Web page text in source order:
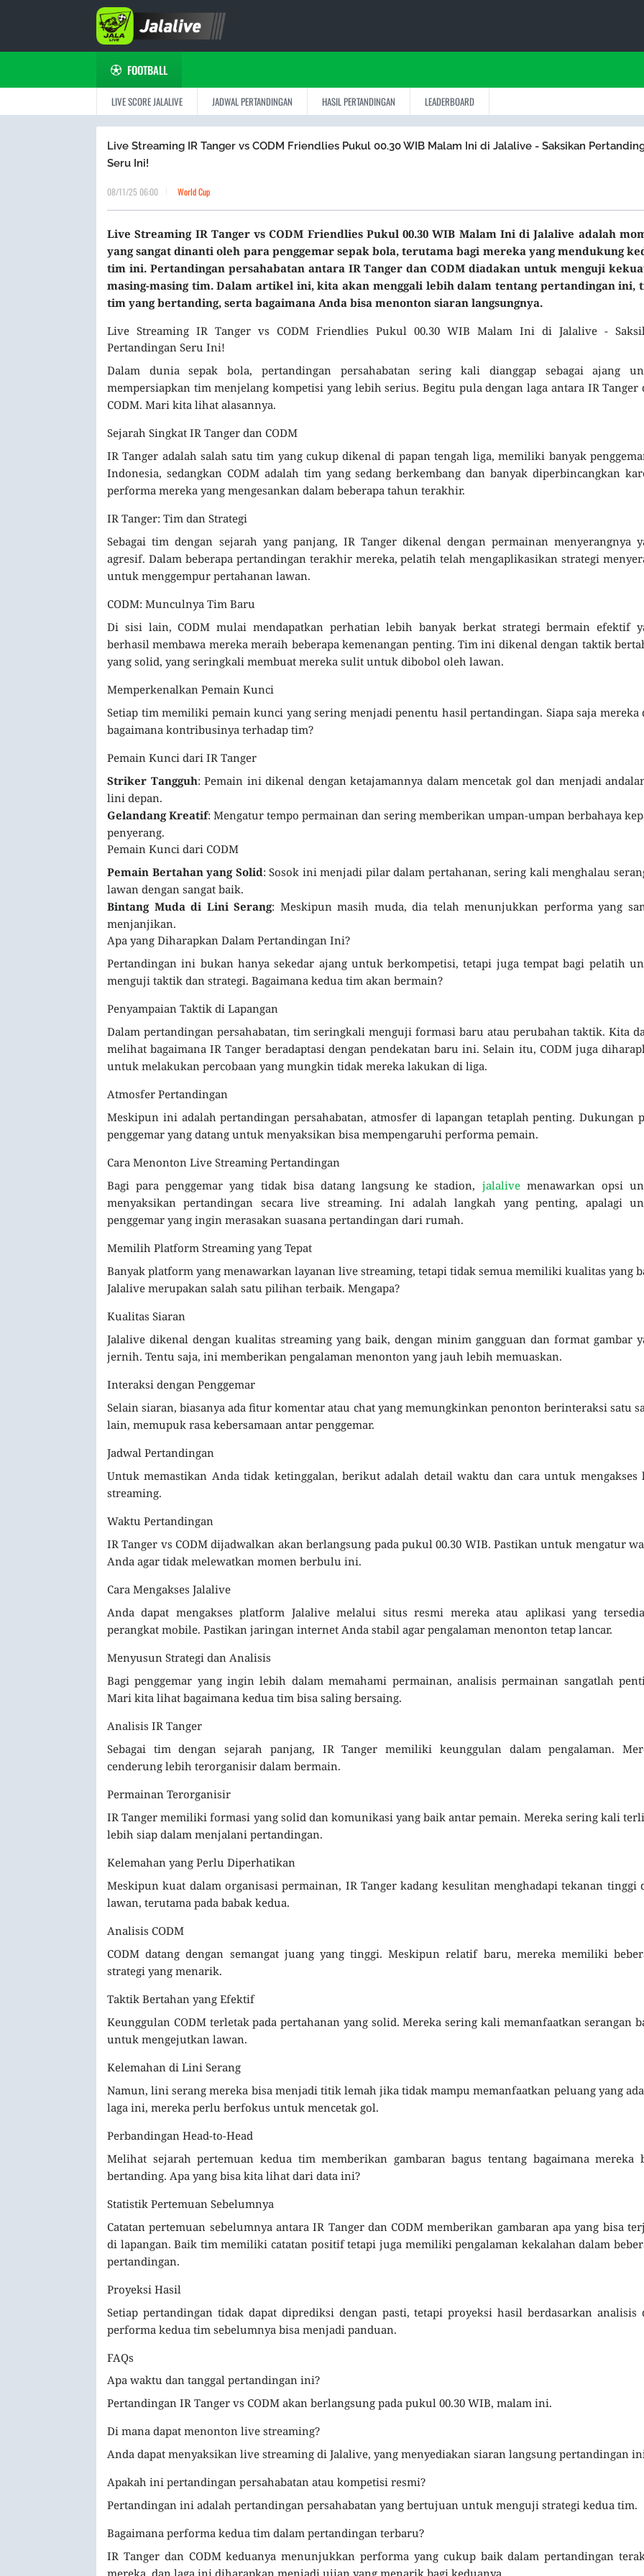
FOOTBALL
LIVE SCORE JALALIVE JADWAL PERTANDINGAN HASIL PERTANDINGAN LEADERBOARD
Live Streaming IR Tanger vs CODM Friendlies Pukul 00.30 WIB Malam Ini di Jalalive - Saksikan
Seru Ini!
08/11/25 06:00 World Cup
Live Streaming IR Tanger vs CODM Friendlies Pukul 00.30 WIB Malam Ini di Jalalive adalah
yang sangat dinanti oleh para penggemar sepak bola, terutama bagi mereka yang mendukung
tim ini. Pertandingan persahabatan antara IR Tanger dan CODM diadakan untuk menguji
masing-masing tim. Dalam artikel ini, kita akan menggali lebih dalam tentang pertandingan ini,
tim yang bertanding, serta bagaimana Anda bisa menonton siaran langsungnya.
Live Streaming IR Tanger vs CODM Friendlies Pukul 00.30 WIB Malam Ini di Jalalive -
Pertandingan Seru Ini!
Dalam dunia sepak bola, pertandingan persahabatan sering kali dianggap sebagai ajang
mempersiapkan tim menjelang kompetisi yang lebih serius. Begitu pula dengan laga antara IR Tanger
CODM. Mari kita lihat alasannya.
Sejarah Singkat IR Tanger dan CODM
IR Tanger adalah salah satu tim yang cukup dikenal di papan tengah liga, memiliki banyak
Indonesia, sedangkan CODM adalah tim yang sedang berkembang dan banyak diperbincangkan
performa mereka yang mengesankan dalam beberapa tahun terakhir.
IR Tanger: Tim dan Strategi
Sebagai tim dengan sejarah yang panjang, IR Tanger dikenal dengan permainan menyerangnya
agresif. Dalam beberapa pertandingan terakhir mereka, pelatih telah mengaplikasikan strategi
untuk menggempur pertahanan lawan.
CODM: Munculnya Tim Baru
Di sisi lain, CODM mulai mendapatkan perhatian lebih banyak berkat strategi bermain efektif
berhasil membawa mereka meraih beberapa kemenangan penting. Tim ini dikenal dengan taktik
yang solid, yang seringkali membuat mereka sulit untuk dibobol oleh lawan.
Memperkenalkan Pemain Kunci
Setiap tim memiliki pemain kunci yang sering menjadi penentu hasil pertandingan. Siapa saja mereka
bagaimana kontribusinya terhadap tim?
Pemain Kunci dari IR Tanger
Striker Tangguh: Pemain ini dikenal dengan ketajamannya dalam mencetak gol dan menjadi
lini depan.
Gelandang Kreatif: Mengatur tempo permainan dan sering memberikan umpan-umpan berbahaya
penyerang.
Pemain Kunci dari CODM
Pemain Bertahan yang Solid: Sosok ini menjadi pilar dalam pertahanan, sering kali menghalau
lawan dengan sangat baik.
Bintang Muda di Lini Serang: Meskipun masih muda, dia telah menunjukkan performa yang
menjanjikan.
Apa yang Diharapkan Dalam Pertandingan Ini?
Pertandingan ini bukan hanya sekedar ajang untuk berkompetisi, tetapi juga tempat bagi pelatih
menguji taktik dan strategi. Bagaimana kedua tim akan bermain?
Penyampaian Taktik di Lapangan
Dalam pertandingan persahabatan, tim seringkali menguji formasi baru atau perubahan taktik. Kita
melihat bagaimana IR Tanger beradaptasi dengan pendekatan baru ini. Selain itu, CODM juga
untuk melakukan percobaan yang mungkin tidak mereka lakukan di liga.
Atmosfer Pertandingan
Meskipun ini adalah pertandingan persahabatan, atmosfer di lapangan tetaplah penting. Dukungan
penggemar yang datang untuk menyaksikan bisa mempengaruhi performa pemain.
Cara Menonton Live Streaming Pertandingan
Bagi para penggemar yang tidak bisa datang langsung ke stadion, jalalivemenawarkan opsi
menyaksikan pertandingan secara live streaming. Ini adalah langkah yang penting, apalagi
penggemar yang ingin merasakan suasana pertandingan dari rumah.
Memilih Platform Streaming yang Tepat
Banyak platform yang menawarkan layanan live streaming, tetapi tidak semua memiliki kualitas yang
Jalalive merupakan salah satu pilihan terbaik. Mengapa?
Kualitas Siaran
Jalalive dikenal dengan kualitas streaming yang baik, dengan minim gangguan dan format gambar
jernih. Tentu saja, ini memberikan pengalaman menonton yang jauh lebih memuaskan.
Interaksi dengan Penggemar
Selain siaran, biasanya ada fitur komentar atau chat yang memungkinkan penonton berinteraksi satu
lain, memupuk rasa kebersamaan antar penggemar.
Jadwal Pertandingan
Untuk memastikan Anda tidak ketinggalan, berikut adalah detail waktu dan cara untuk mengakses
streaming.
Waktu Pertandingan
IR Tanger vs CODM dijadwalkan akan berlangsung pada pukul 00.30 WIB. Pastikan untuk mengatur
Anda agar tidak melewatkan momen berbulu ini.
Cara Mengakses Jalalive
Anda dapat mengakses platform Jalalive melalui situs resmi mereka atau aplikasi yang
perangkat mobile. Pastikan jaringan internet Anda stabil agar pengalaman menonton tetap lancar.
Menyusun Strategi dan Analisis
Bagi penggemar yang ingin lebih dalam memahami permainan, analisis permainan sangatlah
Mari kita lihat bagaimana kedua tim bisa saling bersaing.
Analisis IR Tanger
Sebagai tim dengan sejarah panjang, IR Tanger memiliki keunggulan dalam pengalaman.
cenderung lebih terorganisir dalam bermain.
Permainan Terorganisir
IR Tanger memiliki formasi yang solid dan komunikasi yang baik antar pemain. Mereka sering kali
lebih siap dalam menjalani pertandingan.
Kelemahan yang Perlu Diperhatikan
Meskipun kuat dalam organisasi permainan, IR Tanger kadang kesulitan menghadapi tekanan tinggi
lawan, terutama pada babak kedua.
Analisis CODM
CODM datang dengan semangat juang yang tinggi. Meskipun relatif baru, mereka memiliki
strategi yang menarik.
Taktik Bertahan yang Efektif
Keunggulan CODM terletak pada pertahanan yang solid. Mereka sering kali memanfaatkan serangan
untuk mengejutkan lawan.
Kelemahan di Lini Serang
Namun, lini serang mereka bisa menjadi titik lemah jika tidak mampu memanfaatkan peluang yang
laga ini, mereka perlu berfokus untuk mencetak gol.
Perbandingan Head-to-Head
Melihat sejarah pertemuan kedua tim memberikan gambaran bagus tentang bagaimana mereka
bertanding. Apa yang bisa kita lihat dari data ini?
Statistik Pertemuan Sebelumnya
Catatan pertemuan sebelumnya antara IR Tanger dan CODM memberikan gambaran apa yang bisa
di lapangan. Baik tim memiliki catatan positif tetapi juga memiliki pengalaman kekalahan dalam
pertandingan.
Proyeksi Hasil
Setiap pertandingan tidak dapat diprediksi dengan pasti, tetapi proyeksi hasil berdasarkan analisis
performa kedua tim sebelumnya bisa menjadi panduan.
FAQs
Apa waktu dan tanggal pertandingan ini?
Pertandingan IR Tanger vs CODM akan berlangsung pada pukul 00.30 WIB, malam ini.
Di mana dapat menonton live streaming?
Anda dapat menyaksikan live streaming di Jalalive, yang menyediakan siaran langsung pertandingan
Apakah ini pertandingan persahabatan atau kompetisi resmi?
Pertandingan ini adalah pertandingan persahabatan yang bertujuan untuk menguji strategi kedua tim.
Bagaimana performa kedua tim dalam pertandingan terbaru?
IR Tanger dan CODM keduanya menunjukkan performa yang cukup baik dalam pertandingan
mereka, dan laga ini diharapkan menjadi ujian yang menarik bagi keduanya.